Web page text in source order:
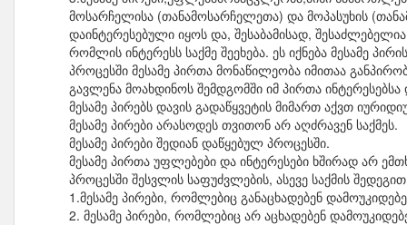
მოსარჩელისა (თანამოსარჩელეთა) და მოპასუხის
დაინტერესებული იყოს და, შესაბამისად,
რომლის ინტერესს საქმე შეეხება. ეს იქნება მესამე
პროცესში მესამე პირთა მონაწილეობა იმითაა
გავლენა მოახდინოს შემდგომში იმ პირთა
მესამე პირებს დავის გადაწყვეტის მიმართ აქვთ
მესამე პირები არასოდეს თვითონ არ აღძრავენ საქმეს.
მესამე პირები შედიან დაწყებულ პროცესში.
მესამე პირთა უფლებები და ინტერესები ხშირად არ
პროცესში შესვლის საფუძვლების, ასევე საქმის
1.მესამე პირები, რომლებიც განაცხადებენ
2. მესამე პირები, რომლებიც არ აცხადებენ